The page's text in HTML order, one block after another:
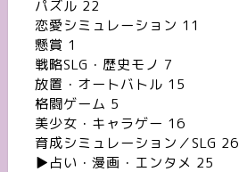
パズル 22
恋愛シミュレーション 11
懸賞 1
戦略SLG・歴史モノ 7
放置・オートバトル 15
格闘ゲーム 5
美少女・キャラゲー 16
育成シミュレーション／SLG 26
▶︎占い・漫画・エンタメ 25